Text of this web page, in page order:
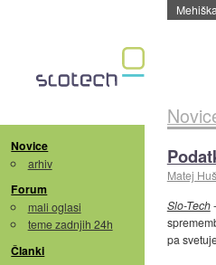
Novice
arhiv
Forum
mali oglasi
teme zadnjih 24h
Članki
Matej Huš
Slo-Tech
pa